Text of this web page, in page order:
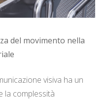
del movimento nella
visiva ha un
la complessità